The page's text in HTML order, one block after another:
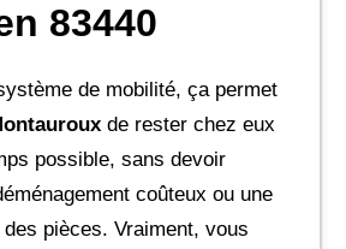
83440
de mobilité, ça permet
de rester chez eux
possible, sans devoir
coûteux ou une
pièces. Vraiment, vous